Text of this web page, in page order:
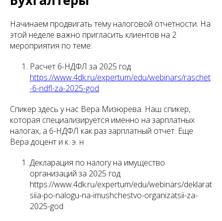
Начинаем продвигать тему налоговой отчетности. На
этой неделе важно пригласить клиентов на 2
мероприятия по теме:
Расчет 6-НДФЛ за 2025 год
https://www.4dk.ru/expertum/edu/webinars/raschet
-6-ndfl-za-2025-god
Спикер здесь у нас Вера Мизюрева. Наш спикер,
которая специализируется именно на зарплатных
налогах, а 6-НДФЛ как раз зарплатный отчет. Еще
Вера доцент и к. э. н
Декларация по налогу на имущество
организаций за 2025 год
https://www.4dk.ru/expertum/edu/webinars/deklarat
siia-po-nalogu-na-imushchestvo-organizatsii-za-
2025-god